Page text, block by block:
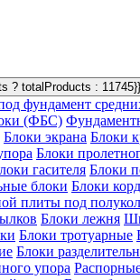
? totalProducts :
фундамент
(ФБС)
Блоки экрана Блоки
Блоки
гасителя Блоки
блоки Блоки
плиты под
Блоки лежня
Блоки тротуарные
Блоки
упора